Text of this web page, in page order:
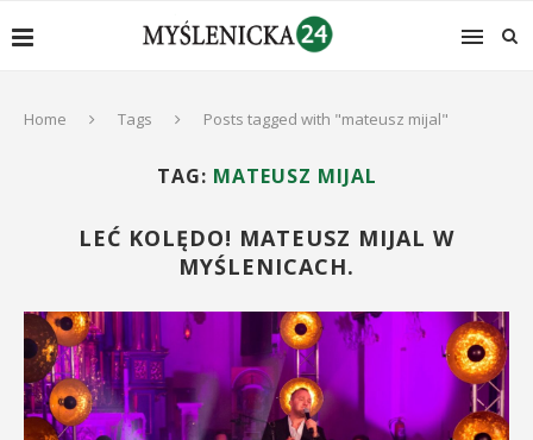
Home Tags Posts tagged with "mateusz mijal"
TAG: MATEUSZ MIJAL
LEĆ KOLĘDO! MATEUSZ MIJAL W
MYŚLENICACH.